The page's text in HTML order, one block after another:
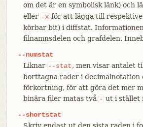
om det är en symbolisk länk) och
eller -x för att lägga till
körbar bit) i diffstat.
filnamnsdelen och grafdelen.
--numstat
Liknar --stat, men visar antalet
borttagna rader i decimalnotation
förkortning, för att göra det mer
binära filer matas två - ut i stället
--shortstat
Skriv endast ut den sista raden i